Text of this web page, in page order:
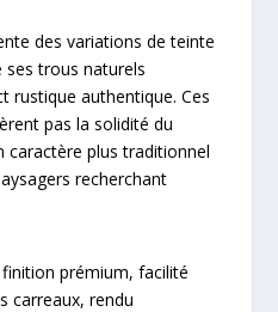
des variations de teinte
ses trous naturels
rustique authentique. Ces
pas la solidité du
caractère plus traditionnel
recherchant
finition prémium, facilité
carreaux, rendu